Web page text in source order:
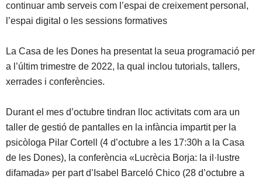
continuar amb serveis com l’espai de creixement personal,
l’espai digital o les sessions formatives
La Casa de les Dones ha presentat la seua programació per
a l’últim trimestre de 2022, la qual inclou tutorials, tallers,
xerrades i conferències.
Durant el mes d’octubre tindran lloc activitats com ara un
taller de gestió de pantalles en la infància impartit per la
psicòloga Pilar Cortell (4 d’octubre a les 17:30h a la Casa
de les Dones), la conferència «Lucrècia Borja: la il·lustre
difamada» per part d’Isabel Barceló Chico (28 d’octubre a